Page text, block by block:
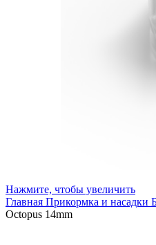
Нажмите, чтобы увеличить
Главная Прикормка и насадки
Octopus 14mm